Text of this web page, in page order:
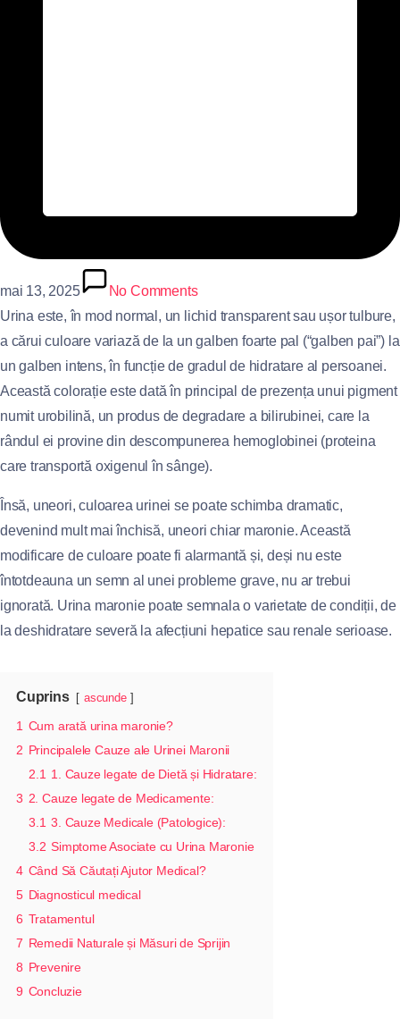
mai 13, 2025
No Comments
Urina este, în mod normal, un lichid transparent sau ușor tulbure,
a cărui culoare variază de la un galben foarte pal (“galben pai”) la
un galben intens, în funcție de gradul de hidratare al persoanei.
Această colorație este dată în principal de prezența unui pigment
numit urobilină, un produs de degradare a bilirubinei, care la
rândul ei provine din descompunerea hemoglobinei (proteina
care transportă oxigenul în sânge).
Însă, uneori, culoarea urinei se poate schimba dramatic,
devenind mult mai închisă, uneori chiar maronie. Această
modificare de culoare poate fi alarmantă și, deși nu este
întotdeauna un semn al unei probleme grave, nu ar trebui
ignorată. Urina maronie poate semnala o varietate de condiții, de
la deshidratare severă la afecțiuni hepatice sau renale serioase.
Cuprins ascunde
1 Cum arată urina maronie?
2 Principalele Cauze ale Urinei Maronii
2.1 1. Cauze legate de Dietă și Hidratare:
3 2. Cauze legate de Medicamente:
3.1 3. Cauze Medicale (Patologice):
3.2 Simptome Asociate cu Urina Maronie
4 Când Să Căutați Ajutor Medical?
5 Diagnosticul medical
6 Tratamentul
7 Remedii Naturale și Măsuri de Sprijin
8 Prevenire
9 Concluzie